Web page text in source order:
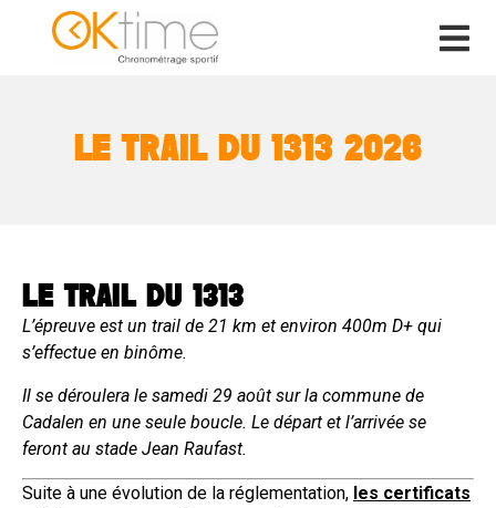
LE TRAIL DU 1313 2026
LE TRAIL DU 1313
L’épreuve est un trail de 21 km et environ 400m D+ qui
s’effectue en binôme.
Il se déroulera le samedi 29 août sur la commune de
Cadalen en une seule boucle. Le départ et l’arrivée se
feront au stade Jean Raufast.
Suite à une évolution de la réglementation, les certificats